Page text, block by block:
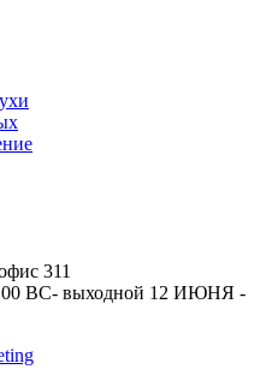
311
ВС- выходной 12 ИЮНЯ -